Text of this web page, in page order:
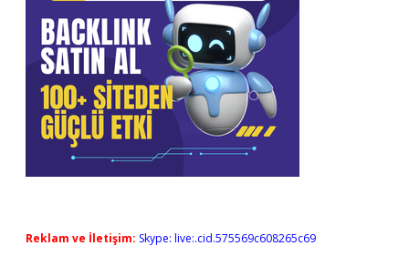
Reklam ve İletişim: Skype: live:.cid.575569c608265c69